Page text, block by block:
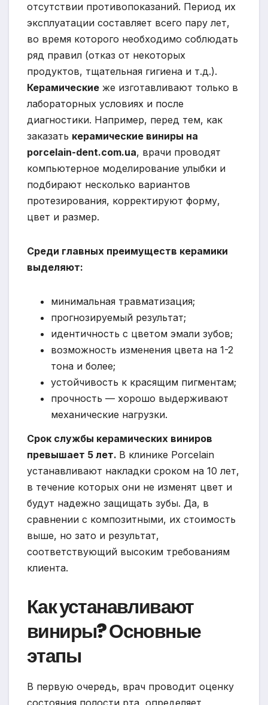
отсутствии противопоказаний. Период их
эксплуатации составляет всего пару лет,
во время которого необходимо соблюдать
ряд правил (отказ от некоторых
продуктов, тщательная гигиена и т.д.).
Керамические же изготавливают только в
лабораторных условиях и после
диагностики. Например, перед тем, как
заказать керамические виниры на
porcelain-dent.com.ua, врачи проводят
компьютерное моделирование улыбки и
подбирают несколько вариантов
протезирования, корректируют форму,
цвет и размер.
Среди главных преимуществ керамики
выделяют:
минимальная травматизация;
прогнозируемый результат;
идентичность с цветом эмали зубов;
возможность изменения цвета на 1-2
тона и более;
устойчивость к красящим пигментам;
прочность — хорошо выдерживают
механические нагрузки.
Срок службы керамических виниров
превышает 5 лет. В клинике Porcelain
устанавливают накладки сроком на 10 лет,
в течение которых они не изменят цвет и
будут надежно защищать зубы. Да, в
сравнении с композитными, их стоимость
выше, но зато и результат,
соответствующий высоким требованиям
клиента.
Как устанавливают
виниры? Основные
этапы
В первую очередь, врач проводит оценку